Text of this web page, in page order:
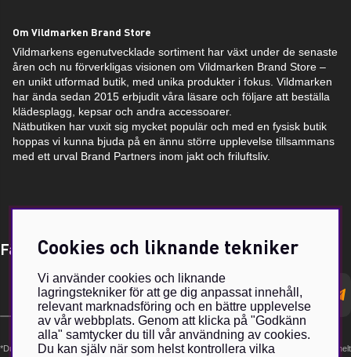
Om Vildmarken Brand Store
Vildmarkens egenutvecklade sortiment har växt under de senaste
åren och nu förverkligas visionen om Vildmarken Brand Store –
en unikt utformad butik, med unika produkter i fokus. Vildmarken
har ända sedan 2015 erbjudit våra läsare och följare att beställa
klädesplagg, kepsar och andra accessoarer.
Nätbutiken har vuxit sig mycket populär och med en fysisk butik
hoppas vi kunna bjuda på en ännu större upplevelse tillsammans
med ett urval Brand Partners inom jakt och friluftsliv.
Få Magasin Vildmarken direkt till din e-post!*
postadress
*Du kan även få erbjudanden och nyheter från samarbetspartners. Din prenumeration är helt
Cookies och liknande tekniker
Vi använder cookies och liknande
lagringstekniker för att ge dig anpassat innehåll,
relevant marknadsföring och en bättre upplevelse
av vår webbplats. Genom att klicka på "Godkänn
alla" samtycker du till vår användning av cookies.
Du kan själv när som helst kontrollera vilka